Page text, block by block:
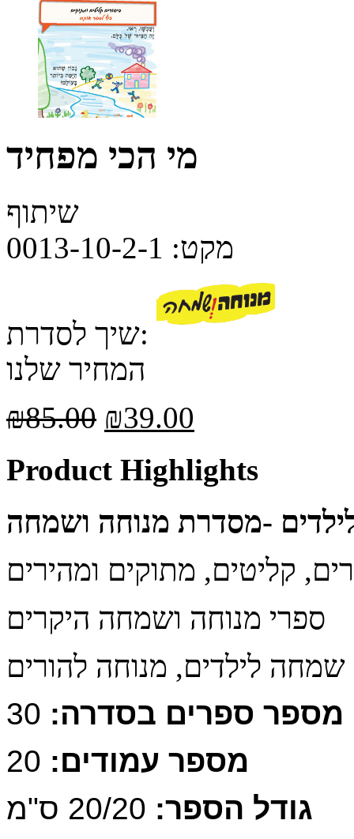
מי הכי מפחיד
שיתוף
מקט: 0013-10-2-1
שיך לסדרת:
המחיר שלנו
₪85.00 ₪39.00
Product Highlights
-מסדרת מנוחה ושמחה
ספרי מנוחה ושמחה היקרים
מספר ספרים בסדרה:
מספר עמודים:
גודל הספר: